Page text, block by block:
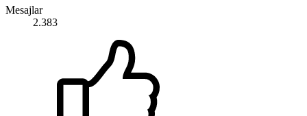
Mesajlar
2.383